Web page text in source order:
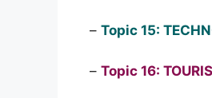
– Topic 15:
– Topic 16: